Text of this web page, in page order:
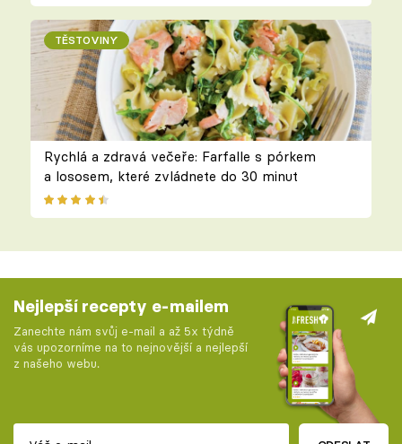
TĚSTOVINY
Rychlá a zdravá večeře: Farfalle s pórkem
a lososem, které zvládnete do 30 minut
Nejlepší recepty e-mailem
Zanechte nám svůj e-mail a až 5x týdně
vás upozorníme na to nejnovější a nejlepší
z našeho webu.